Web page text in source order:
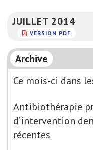
JUILLET 2014
VERSION PDF
Archive
Ce mois-ci dans
Antibiothérapie
d’intervention
récentes